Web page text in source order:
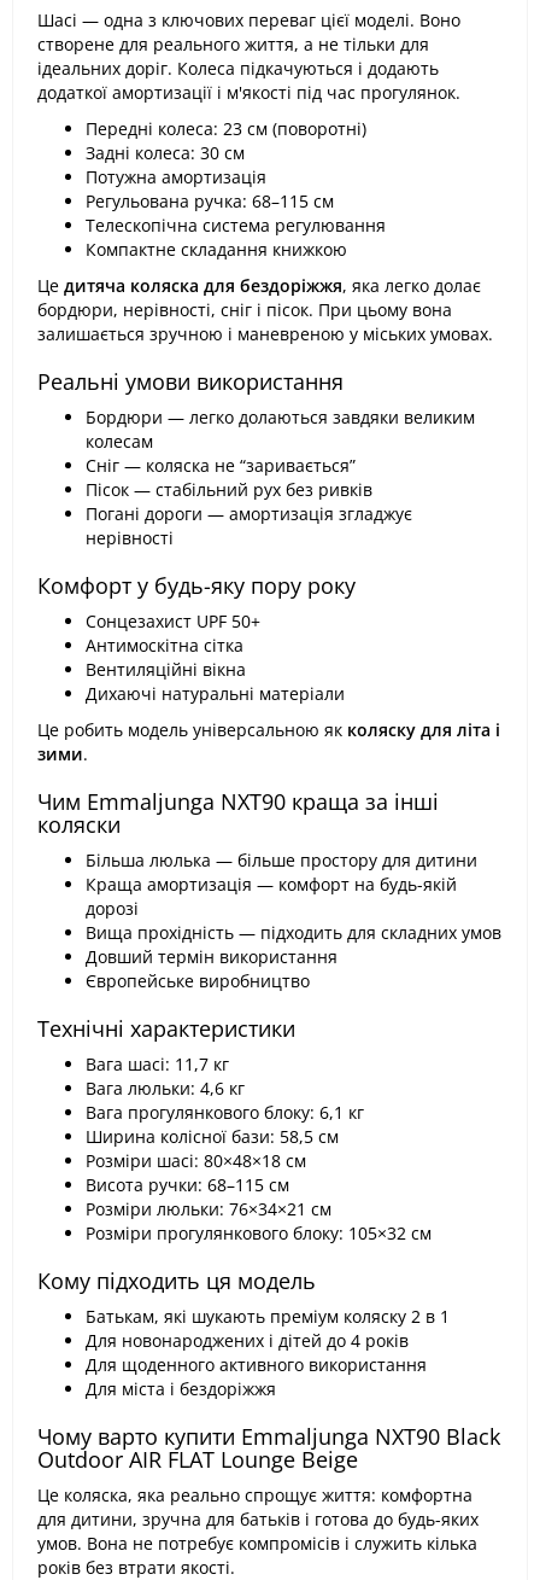
Шасі — одна з ключових переваг цієї моделі. Воно
створене для реального життя, а не тільки для
ідеальних доріг. Колеса підкачуються і додають
додаткої амортизації і м'якості під час прогулянок.
Передні колеса: 23 см (поворотні)
Задні колеса: 30 см
Потужна амортизація
Регульована ручка: 68–115 см
Телескопічна система регулювання
Компактне складання книжкою
Це дитяча коляска для бездоріжжя, яка легко долає
бордюри, нерівності, сніг і пісок. При цьому вона
залишається зручною і маневреною у міських умовах.
Реальні умови використання
Бордюри — легко долаються завдяки великим
колесам
Сніг — коляска не “заривається”
Пісок — стабільний рух без ривків
Погані дороги — амортизація згладжує
нерівності
Комфорт у будь-яку пору року
Сонцезахист UPF 50+
Антимоскітна сітка
Вентиляційні вікна
Дихаючі натуральні матеріали
Це робить модель універсальною як коляску для літа і
зими.
Чим Emmaljunga NXT90 краща за інші
коляски
Більша люлька — більше простору для дитини
Краща амортизація — комфорт на будь-якій
дорозі
Вища прохідність — підходить для складних умов
Довший термін використання
Європейське виробництво
Технічні характеристики
Вага шасі: 11,7 кг
Вага люльки: 4,6 кг
Вага прогулянкового блоку: 6,1 кг
Ширина колісної бази: 58,5 см
Розміри шасі: 80×48×18 см
Висота ручки: 68–115 см
Розміри люльки: 76×34×21 см
Розміри прогулянкового блоку: 105×32 см
Кому підходить ця модель
Батькам, які шукають преміум коляску 2 в 1
Для новонароджених і дітей до 4 років
Для щоденного активного використання
Для міста і бездоріжжя
Чому варто купити Emmaljunga NXT90 Black
Outdoor AIR FLAT Lounge Beige
Це коляска, яка реально спрощує життя: комфортна
для дитини, зручна для батьків і готова до будь-яких
умов. Вона не потребує компромісів і служить кілька
років без втрати якості.